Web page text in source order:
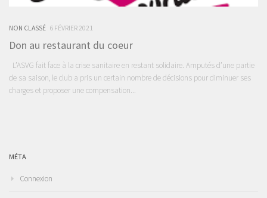
NON CLASSÉ 6 FÉVRIER 2021
Don au restaurant du coeur
L’ASVG fait face à la crise sanitaire en restant solidaire. Amputés d’une partie
de sa saison, le club a pris un certain nombre de décisions pour diminuer ses
charges et proposer une compensation...
MÉTA
Connexion